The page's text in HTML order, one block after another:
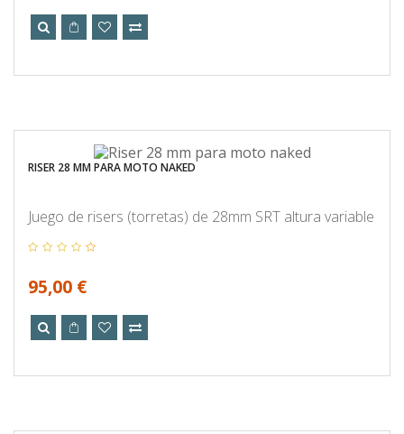
RISER 28 MM PARA MOTO NAKED
Juego de risers (torretas) de 28mm SRT altura variable
95,00 €